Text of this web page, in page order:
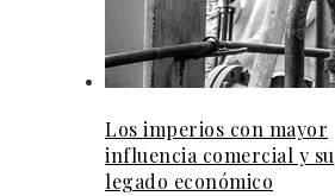
Los imperios con mayor
influencia comercial y su
legado económico